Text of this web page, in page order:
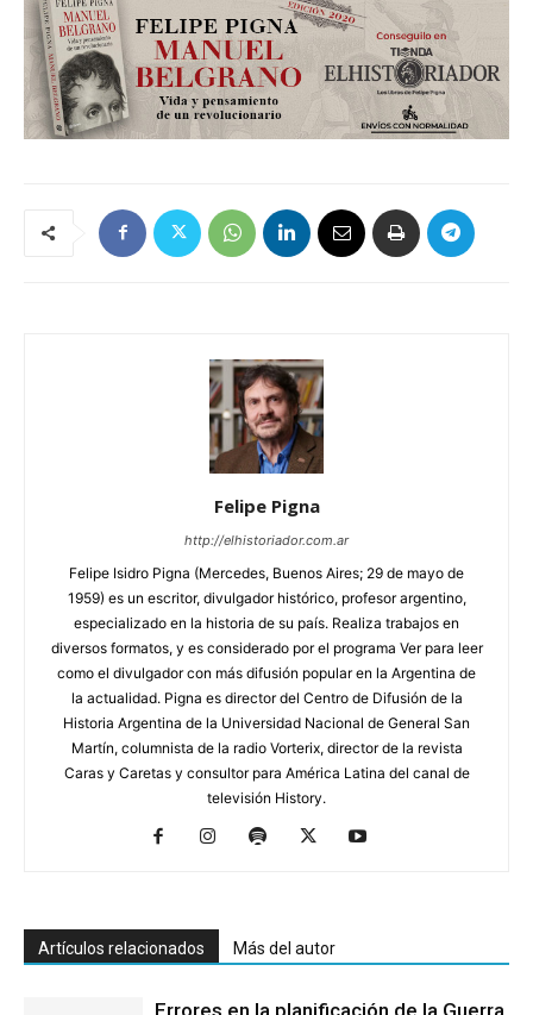
Felipe Pigna
http://elhistoriador.com.ar
Felipe Isidro Pigna (Mercedes, Buenos Aires; 29 de mayo de
1959) es un escritor, divulgador histórico, profesor argentino,
especializado en la historia de su país. Realiza trabajos en
diversos formatos, y es considerado por el programa Ver para leer
como el divulgador con más difusión popular en la Argentina de
la actualidad. Pigna es director del Centro de Difusión de la
Historia Argentina de la Universidad Nacional de General San
Martín, columnista de la radio Vorterix, director de la revista
Caras y Caretas y consultor para América Latina del canal de
televisión History.
Artículos relacionados Más del autor
Errores en la planificación de la Guerra